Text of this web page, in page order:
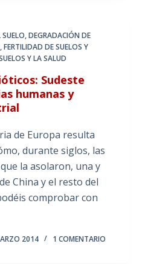
,DEGRADACIÓN DE
,FERTILIDAD DE SUELOS Y
Y LA SALUD
Sudeste
humanas y
de Europa resulta
durante siglos, las
la asolaron, una y
China y el resto del
comprobar con
2014 1 COMENTARIO